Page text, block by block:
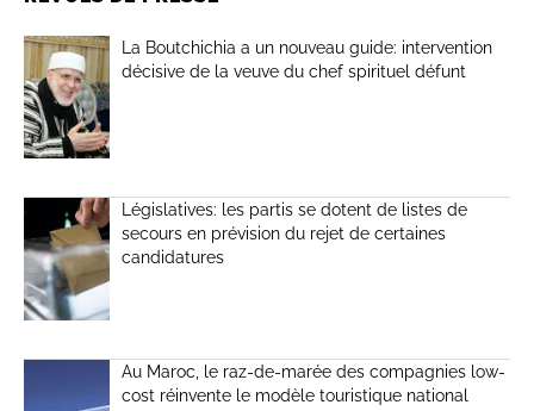
La Boutchichia a un nouveau guide: intervention
décisive de la veuve du chef spirituel défunt
Législatives: les partis se dotent de listes de
secours en prévision du rejet de certaines
candidatures
Au Maroc, le raz-de-marée des compagnies low-
cost réinvente le modèle touristique national